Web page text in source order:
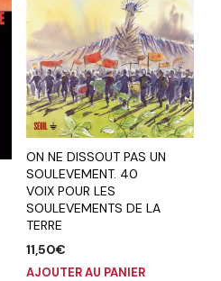
ON NE DISSOUT PAS UN
SOULEVEMENT. 40
VOIX POUR LES
SOULEVEMENTS DE LA
TERRE
11,50€
AJOUTER AU PANIER